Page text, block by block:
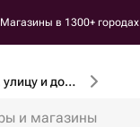
Магазины в 1300+ городах
Введите город, улицу и дом доставки
и магазины